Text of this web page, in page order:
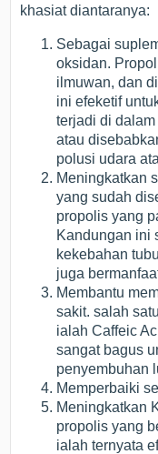
khasiat diantaranya:
Sebagai
oksidan.
ilmuwan, dan
ini efeketif
terjadi di
atau
polusi udara
Meningkatkan
yang sudah
propolis yang
Kandungan ini
kekebahan
juga
Membantu
sakit. salah
ialah Caffeic
sangat bagus
penyembuhan
Memperbaiki
Meningkatkan
propolis yang
ialah ternyata